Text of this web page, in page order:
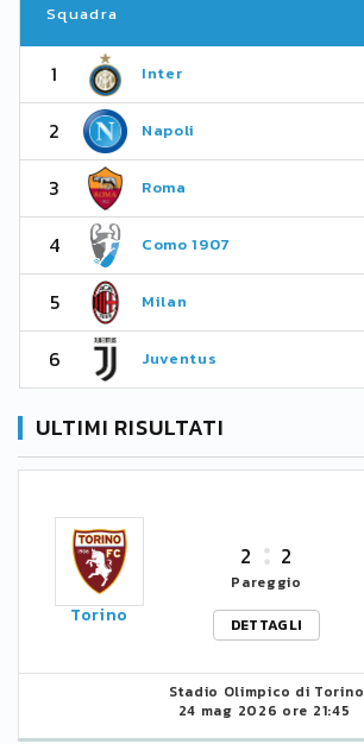
Squadra
1 Inter
2 Napoli
3 Roma
4 Como 1907
5 Milan
6 Juventus
ULTIMI RISULTATI
Torino
2 2
Pareggio
DETTAGLI
Stadio Olimpico di Torino
24 mag 2026 ore 21:45